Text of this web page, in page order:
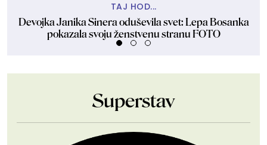
TAJ HOD...
Devojka Janika Sinera oduševila svet: Lepa Bosanka
pokazala svoju ženstvenu stranu FOTO
Superstav